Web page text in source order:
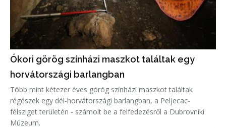
Ókori görög színházi maszkot találtak egy
horvátországi barlangban
Több mint kétezer éves görög színházi maszkot találtak
régészek egy dél-horvátországi barlangban, a Peljecac-
félsziget területén - számolt be a felfedezésről a Dubrovniki
Múzeum.